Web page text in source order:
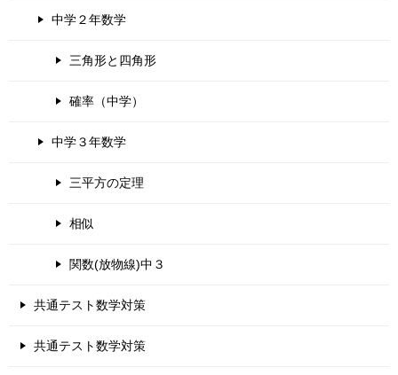
中学２年数学
三角形と四角形
確率（中学）
中学３年数学
三平方の定理
相似
関数(放物線)中３
共通テスト数学対策
共通テスト数学対策